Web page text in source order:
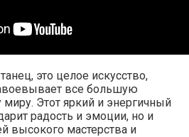
это целое искусство,
все большую
миру. Этот яркий и энергичный
радость и эмоции, но и
высокого мастерства и